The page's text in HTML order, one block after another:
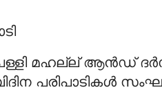
മഹല്ല് ആന്‍ഡ് ദര്‍സ്
പരിപാടികള്‍